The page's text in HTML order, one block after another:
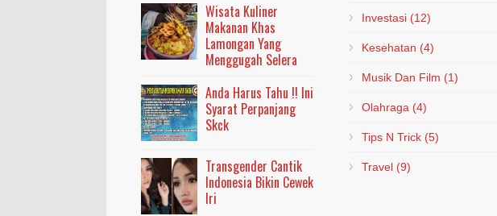
Wisata Kuliner
Makanan Khas
Lamongan Yang
Menggugah Selera
Anda Harus Tahu !! Ini
Syarat Perpanjang
Skck
Transgender Cantik
Indonesia Bikin Cewek
Iri
Investasi (12)
Kesehatan (4)
Musik Dan Film (1)
Olahraga (4)
Tips N Trick (5)
Travel (9)